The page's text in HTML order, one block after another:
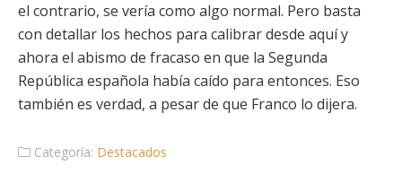
el contrario, se vería como algo normal. Pero basta
con detallar los hechos para calibrar desde aquí y
ahora el abismo de fracaso en que la Segunda
República española había caído para entonces. Eso
también es verdad, a pesar de que Franco lo dijera.
Categoría: Destacados